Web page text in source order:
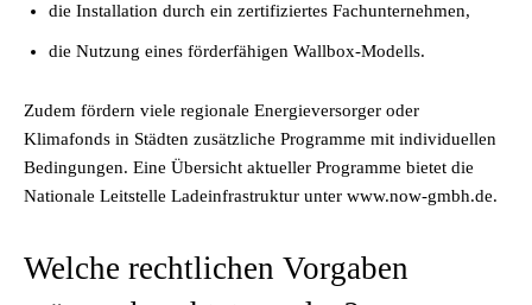
die Installation durch ein zertifiziertes Fachunternehmen,
die Nutzung eines förderfähigen Wallbox-Modells.
Zudem fördern viele regionale Energieversorger oder
Klimafonds in Städten zusätzliche Programme mit individuellen
Bedingungen. Eine Übersicht aktueller Programme bietet die
Nationale Leitstelle Ladeinfrastruktur unter www.now-gmbh.de.
Welche rechtlichen Vorgaben